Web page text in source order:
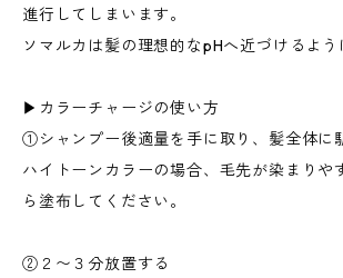
進行してしまいます。
ソマルカは髪の理想的なpHへ近づけるよう
▶︎カラーチャージの使い方
①シャンプー後適量を手に取り、髪全体に
ハイトーンカラーの場合、毛先が染まりや
ら塗布してください。
②２〜３分放置する